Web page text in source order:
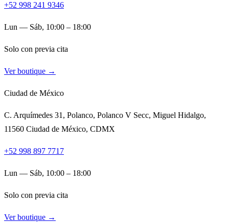
+52 998 241 9346
Lun — Sáb, 10:00 – 18:00
Solo con previa cita
Ver boutique →
Ciudad de México
C. Arquímedes 31, Polanco, Polanco V Secc, Miguel Hidalgo,
11560 Ciudad de México, CDMX
+52 998 897 7717
Lun — Sáb, 10:00 – 18:00
Solo con previa cita
Ver boutique →